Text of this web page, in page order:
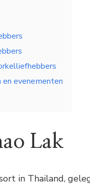
evenementen
Lak
in Thailand,